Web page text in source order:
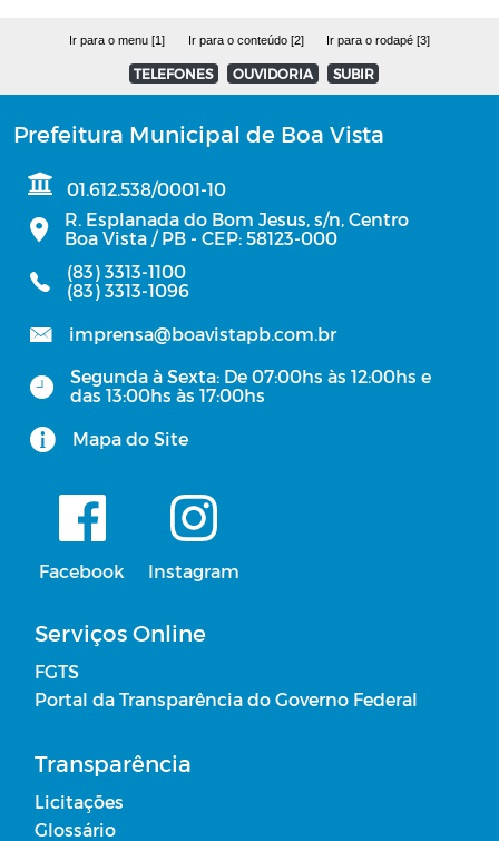
Ir para o menu [1] Ir para o conteúdo [2] Ir para o rodapé [3]
TELEFONES OUVIDORIA SUBIR
Prefeitura Municipal de Boa Vista
01.612.538/0001-10
R. Esplanada do Bom Jesus, s/n, Centro
Boa Vista / PB - CEP: 58123-000
(83) 3313-1100
(83) 3313-1096
imprensa@boavistapb.com.br
Segunda à Sexta: De 07:00hs às 12:00hs e
das 13:00hs às 17:00hs
Mapa do Site
Facebook Instagram
Serviços Online
FGTS
Portal da Transparência do Governo Federal
Transparência
Licitações
Glossário